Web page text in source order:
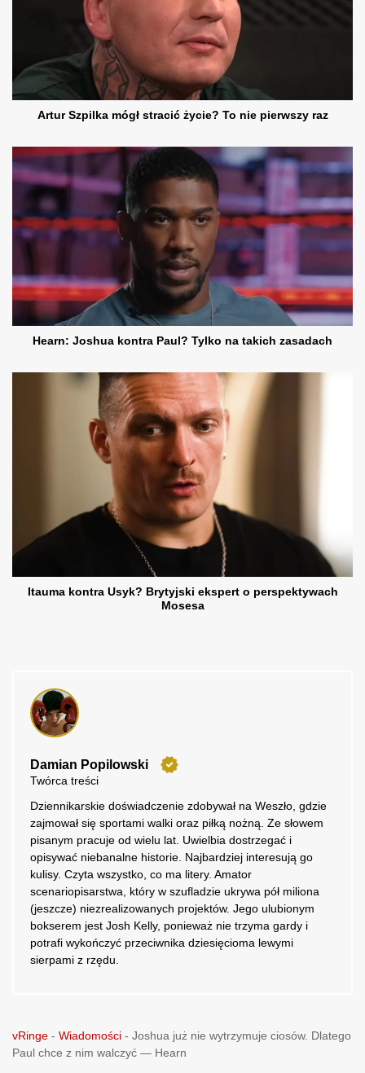
Artur Szpilka mógł stracić życie? To nie pierwszy raz
Hearn: Joshua kontra Paul? Tylko na takich zasadach
Itauma kontra Usyk? Brytyjski ekspert o perspektywach
Mosesa
Damian Popilowski
Twórca treści
Dziennikarskie doświadczenie zdobywał na Weszło, gdzie
zajmował się sportami walki oraz piłką nożną. Ze słowem
pisanym pracuje od wielu lat. Uwielbia dostrzegać i
opisywać niebanalne historie. Najbardziej interesują go
kulisy. Czyta wszystko, co ma litery. Amator
scenariopisarstwa, który w szufladzie ukrywa pół miliona
(jeszcze) niezrealizowanych projektów. Jego ulubionym
bokserem jest Josh Kelly, ponieważ nie trzyma gardy i
potrafi wykończyć przeciwnika dziesięcioma lewymi
sierpami z rzędu.
vRinge - Wiadomości - Joshua już nie wytrzymuje ciosów. Dlatego
Paul chce z nim walczyć — Hearn